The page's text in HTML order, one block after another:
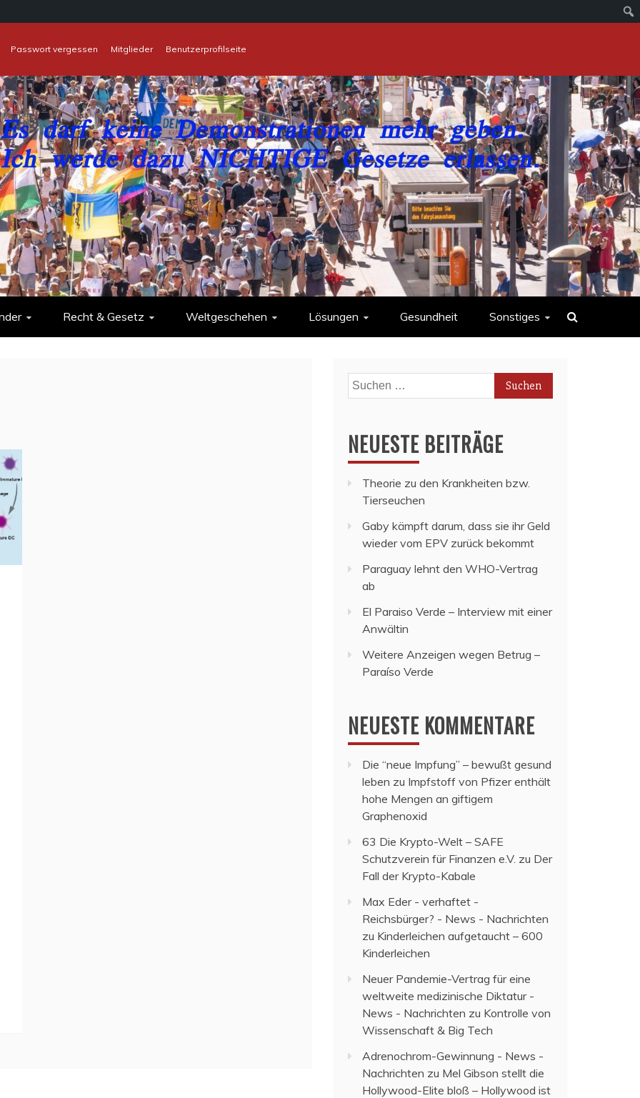
Passwort vergessen Mitglieder
Benutzerprofilseite
Recht & Gesetz Weltgeschehen Lösungen Gesundheit Sonstiges
Suchen
nach:
NEUESTE BEITRÄGE
Theorie zu den Krankheiten bzw.
Tierseuchen
Gaby kämpft darum, dass sie ihr Geld
wieder vom EPV zurück bekommt
Paraguay lehnt den WHO-Vertrag
ab
El Paraiso Verde – Interview mit einer
Anwältin
Weitere Anzeigen wegen Betrug –
Paraíso Verde
NEUESTE KOMMENTARE
Die “neue Impfung” – bewußt gesund
leben zu Impfstoff von Pfizer enthält
hohe Mengen an giftigem
Graphenoxid
63 Die Krypto-Welt – SAFE
Schutzverein für Finanzen e.V. zu Der
Fall der Krypto-Kabale
Max Eder - verhaftet -
Reichsbürger? - News - Nachrichten
zu Kinderleichen aufgetaucht – 600
Kinderleichen
Neuer Pandemie-Vertrag für eine
weltweite medizinische Diktatur -
News - Nachrichten zu Kontrolle von
Wissenschaft & Big Tech
Adrenochrom-Gewinnung - News -
Nachrichten zu Mel Gibson stellt die
Hollywood-Elite bloß – Hollywood ist